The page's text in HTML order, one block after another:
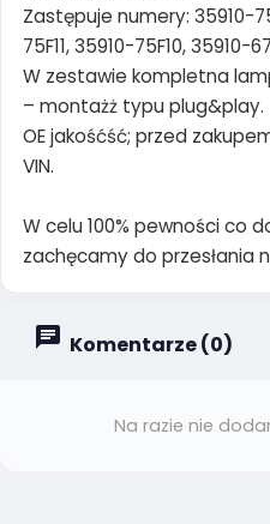
Zastępuje numery: 35910-
75F11, 35910-75F10, 35910-
W zestawie kompletna
– montażż typu plug&play.
OE jakośćść; przed
VIN.
W celu 100% pewności co
zachęcamy do przesłania
Komentarze (0)
Na razie nie